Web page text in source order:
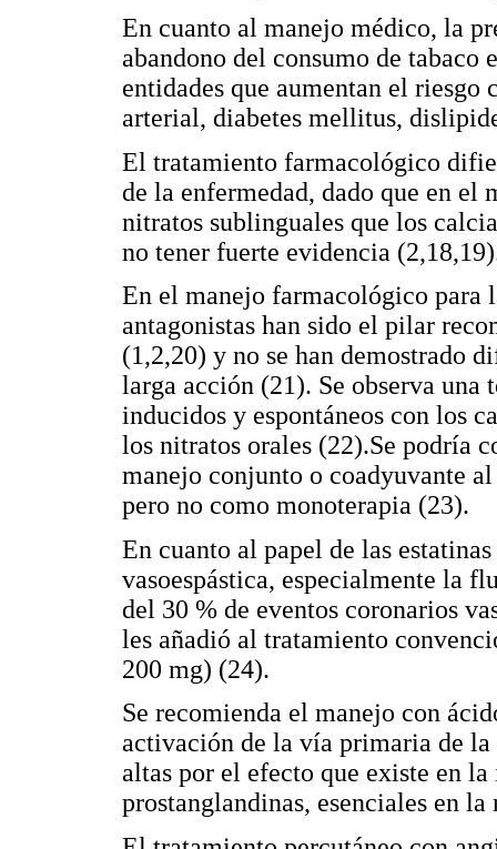
En cuanto al manejo médico, la
abandono del consumo de
entidades que aumentan el
arterial, diabetes mellitus,
El tratamiento farmacológico
de la enfermedad, dado que en el
nitratos sublinguales que los
no tener fuerte evidencia
En el manejo farmacológico para
antagonistas han sido el pilar
(1,2,20) y no se han demostrado
larga acción (21). Se observa una
inducidos y espontáneos con los
los nitratos orales (22).Se podría
manejo conjunto o coadyuvante
pero no como monoterapia (23).
En cuanto al papel de las
vasoespástica, especialmente la
del 30 % de eventos coronarios
les añadió al tratamiento
200 mg) (24).
Se recomienda el manejo con
activación de la vía primaria de la
altas por el efecto que existe en
prostanglandinas, esenciales en